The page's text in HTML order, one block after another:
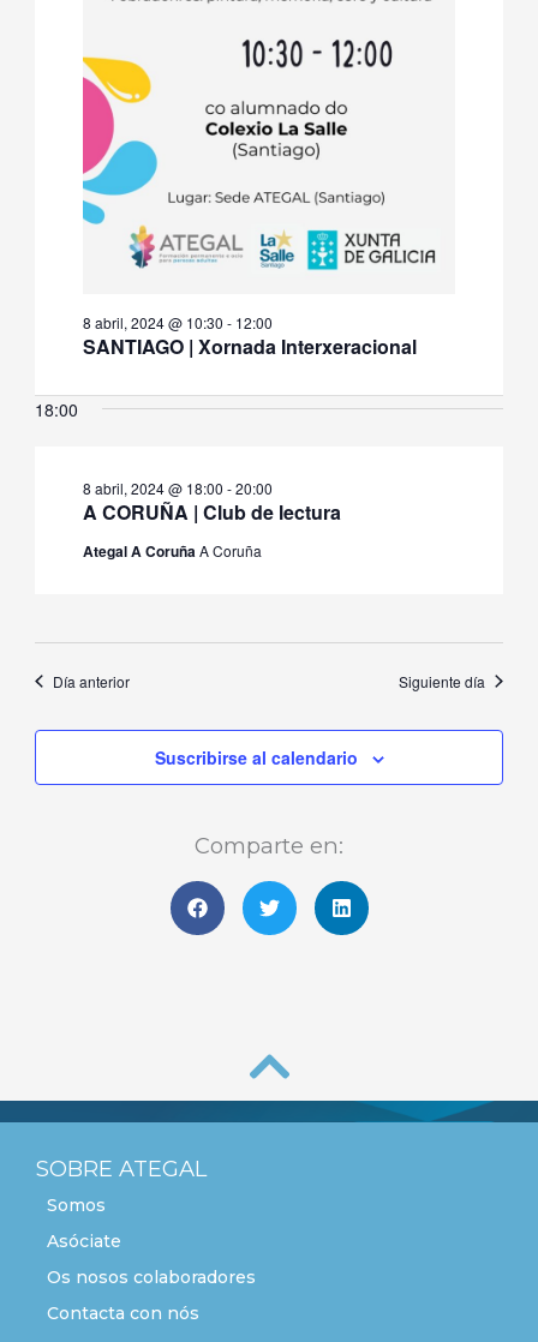
SANTIAGO | Xornada Interxeracional
8 abril, 2024 @ 10:30 - 12:00
18:00
A CORUÑA | Club de lectura
8 abril, 2024 @ 18:00 -20:00
Ategal A CoruñaA Coruña
Día anterior Siguiente día
Suscribirse al calendario
Comparte en:
SOBRE ATEGAL
Somos
Asóciate
Os nosos colaboradores
Contacta con nós